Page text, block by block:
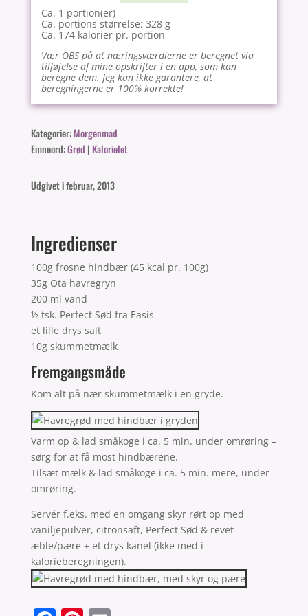
Ca. 1 portion(er)
Ca. portions størrelse: 328 g
Ca. 174 kalorier pr. portion
Vær OBS på at næringsværdierne er beregnet via
tilføjelse af mine opskrifter i en app, som kan
beregne dem. Jeg kan ikke garantere, at
beregningerne er 100% korrekte!
Kategorier:Morgenmad
Emneord:Grød | Kalorielet
Udgivet i februar, 2013
Ingredienser
100g frosne hindbær (45 kcal pr. 100g)
35g Ota havregryn
200 ml vand
½ tsk. Perfect Sød fra Easis
et lille drys salt
10g skummetmælk
Fremgangsmåde
Kom alt på nær skummetmælk i en gryde.
Varm op & lad småkoge i ca. 5 min. under omrøring –
sørg for at få most hindbærene.
Tilsæt mælk & lad småkoge i ca. 5 min. mere, under
omrøring.
Servér f.eks. med en omgang skyr rørt op med
vaniljepulver, citronsaft, Perfect Sød & revet
æble/pære + et drys kanel (ikke med i
kalorieberegningen).